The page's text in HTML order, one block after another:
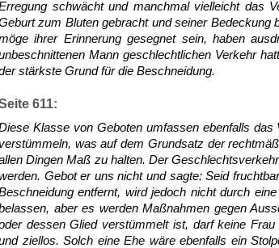
schwächt und manchmal vielleicht das
zum Bluten gebracht und seiner
ihrer Erinnerung gesegnet sein, haben
Mann geschlechtlichen Verkehr
stärkste Grund für die Beschneidung.
611:
Klasse von Geboten umfassen ebenfalls
verstümmeln, was auf dem Grundsatz der
Dingen Maß zu halten. Der
Gebot er uns nicht und sagte: Seid
entfernt, wird jedoch nicht durch
aber es werden Maßnahmen gegen
dessen Glied verstümmelt ist, darf keine
ziellos. Solch eine Ehe wäre ebenfalls ein